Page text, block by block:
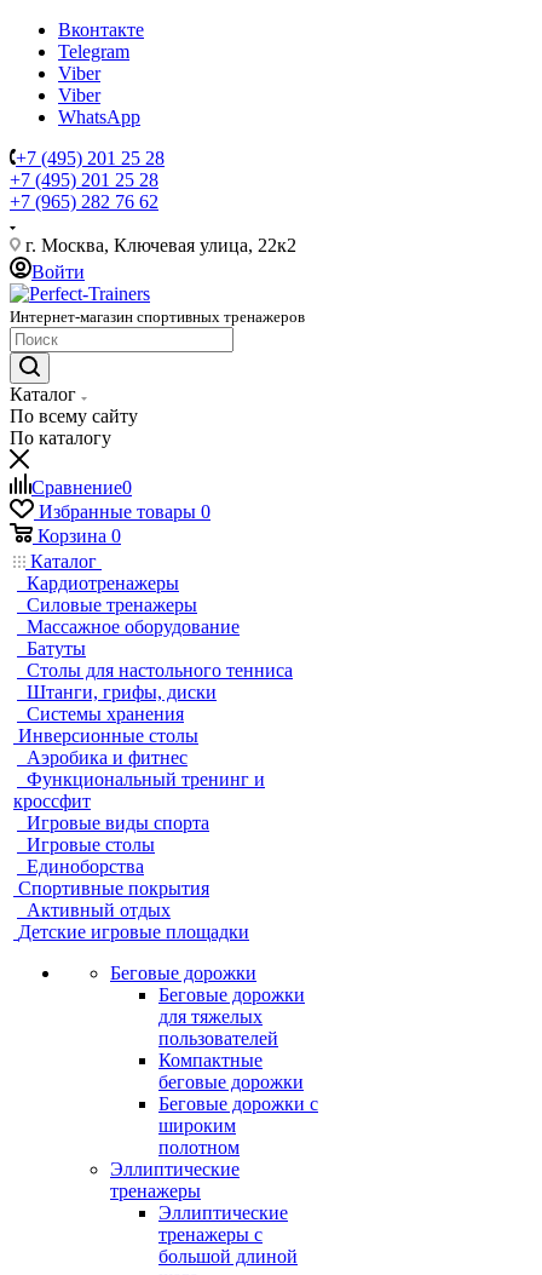
Вконтакте
Telegram
Viber
Viber
WhatsApp
+7 (495) 201 25 28
+7 (495) 201 25 28
+7 (965) 282 76 62
г. Москва, Ключевая улица, 22к2
Войти
Интернет-магазин спортивных тренажеров
Каталог
По всему сайту
По каталогу
Сравнение0
Избранные товары 0
Корзина 0
Каталог
Кардиотренажеры
Силовые тренажеры
Массажное оборудование
Батуты
Столы для настольного тенниса
Штанги, грифы, диски
Системы хранения
Инверсионные столы
Аэробика и фитнес
Функциональный тренинг и
кроссфит
Игровые виды спорта
Игровые столы
Единоборства
Спортивные покрытия
Активный отдых
Детские игровые площадки
Беговые дорожки
Беговые дорожки
для тяжелых
пользователей
Компактные
беговые дорожки
Беговые дорожки с
широким
полотном
Эллиптические
тренажеры
Эллиптические
тренажеры с
большой длиной